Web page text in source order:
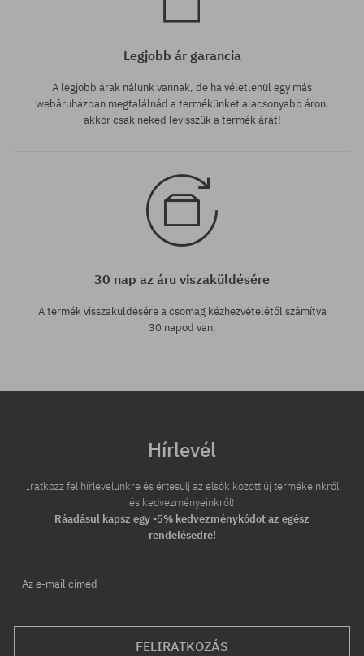
Legjobb ár garancia
A legjobb árak nálunk vannak, de ha véletlenül egy más
webáruházban megtalálnád a termékünket alacsonyabb áron,
akkor csak neked levisszük a termék árát!
30 nap az áru viszaküldésére
A termék visszaküldésére a csomag kézhezvételétől számítva
30 napod van.
Hírlevél
Iratkozz fel hírlevelünkre és értesülj az elsők között új termékeinkről
és kedvezményeinkről!
Ráadásul kapsz egy -5% kedvezménykódot az egész
rendelésedre!
Az e-mail címed
FELIRATKOZÁS